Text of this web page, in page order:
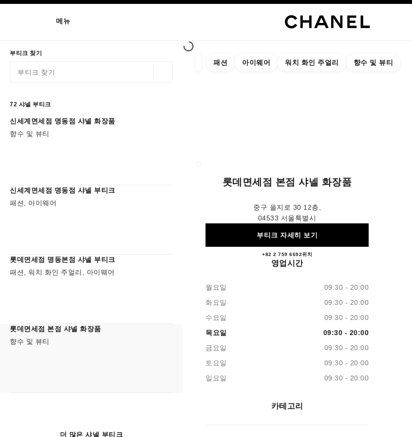
네비게이션
메뉴
부티크 찾기
72 샤넬 부티크
필터로 이동하기
신세계면세점 명동점 샤넬 화장품
향수 및 뷰티
신세계면세점 명동점 샤넬 부티크
패션, 아이웨어
롯데면세점 명동본점 샤넬 부티크
패션, 워치 화인 주얼리, 아이웨어
롯데면세점 본점 샤넬 화장품
향수 및 뷰티
더 많은 샤넬 부티크
롯데면세점 본점 샤넬 화장품
중구 을지로 30 12층,
04533 서울특별시
부티크 자세히 보기
문의
+82 2 759 6692위치롯데면세점 본점 샤넬 화장품
영업시간
월요일
09:30 - 20:00
화요일
09:30 - 20:00
수요일
09:30 - 20:00
목요일
09:30 - 20:00
금요일
09:30 - 20:00
토요일
09:30 - 20:00
일요일
09:30 - 20:00
카테고리
필터 결과:
패션 아이웨어 워치 화인 주얼리 향수 및 뷰티